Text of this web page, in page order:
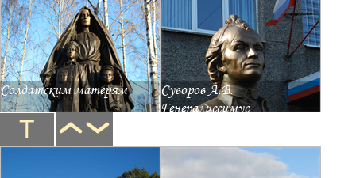
Солдатским матерям
Суворов А.В.
Генералиссимус
Т